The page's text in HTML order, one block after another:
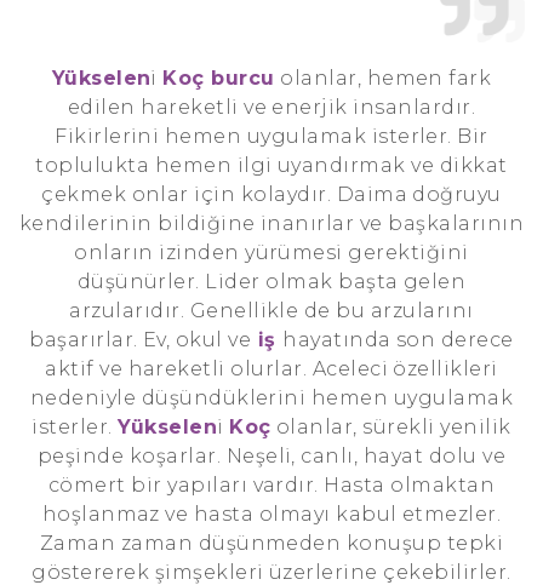
Yükseleni Koç burcu olanlar, hemen fark
edilen hareketli ve enerjik insanlardır.
Fikirlerini hemen uygulamak isterler. Bir
toplulukta hemen ilgi uyandırmak ve dikkat
çekmek onlar için kolaydır. Daima doğruyu
kendilerinin bildiğine inanırlar ve başkalarının
onların izinden yürümesi gerektiğini
düşünürler. Lider olmak başta gelen
arzularıdır. Genellikle de bu arzularını
başarırlar. Ev, okul ve iş hayatında son derece
aktif ve hareketli olurlar. Aceleci özellikleri
nedeniyle düşündüklerini hemen uygulamak
isterler.Yükseleni Koç olanlar, sürekli yenilik
peşinde koşarlar. Neşeli, canlı, hayat dolu ve
cömert bir yapıları vardır. Hasta olmaktan
hoşlanmaz ve hasta olmayı kabul etmezler.
Zaman zaman düşünmeden konuşup tepki
göstererek şimşekleri üzerlerine çekebilirler.